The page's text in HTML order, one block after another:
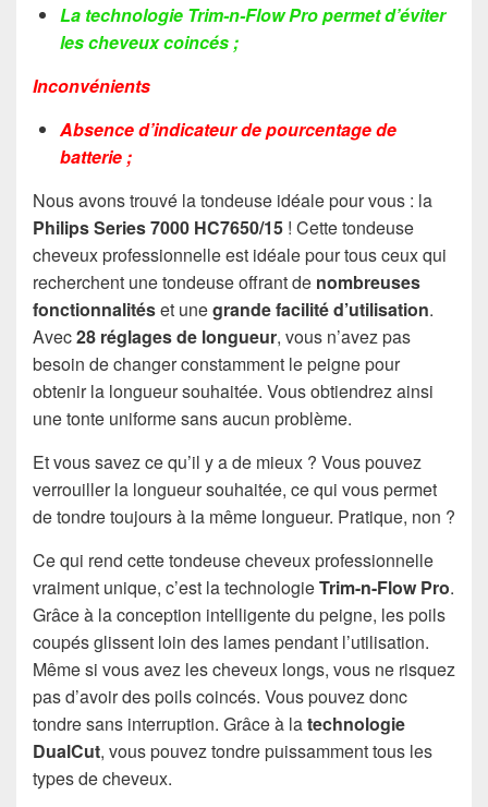
La technologie Trim-n-Flow Pro permet d’éviter
les cheveux coincés ;
Inconvénients
Absence d’indicateur de pourcentage de
batterie ;
Nous avons trouvé la tondeuse idéale pour vous : la
Philips Series 7000 HC7650/15 ! Cette tondeuse
cheveux professionnelle est idéale pour tous ceux qui
recherchent une tondeuse offrant de nombreuses
fonctionnalitéset unegrande facilité d’utilisation.
Avec28 réglages de longueur, vous n’avez pas
besoin de changer constamment le peigne pour
obtenir la longueur souhaitée. Vous obtiendrez ainsi
une tonte uniforme sans aucun problème.
Et vous savez ce qu’il y a de mieux ? Vous pouvez
verrouiller la longueur souhaitée, ce qui vous permet
de tondre toujours à la même longueur. Pratique, non ?
Ce qui rend cette tondeuse cheveux professionnelle
vraiment unique, c’est la technologieTrim-n-Flow Pro.
Grâce à la conception intelligente du peigne, les poils
coupés glissent loin des lames pendant l’utilisation.
Même si vous avez les cheveux longs, vous ne risquez
pas d’avoir des poils coincés. Vous pouvez donc
tondre sans interruption. Grâce à latechnologie
DualCut, vous pouvez tondre puissamment tous les
types de cheveux.